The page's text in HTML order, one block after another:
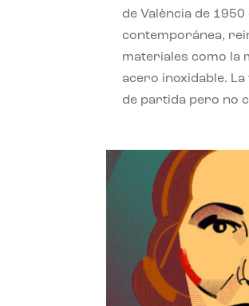
de València de
contemporánea,
materiales como la
acero inoxidable.
de partida pero no